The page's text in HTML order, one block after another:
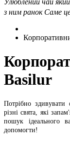
з ним ранок Саме
Basilur
Потрібно здивувати
різні свята, які
пошук ідеального
допомогти!